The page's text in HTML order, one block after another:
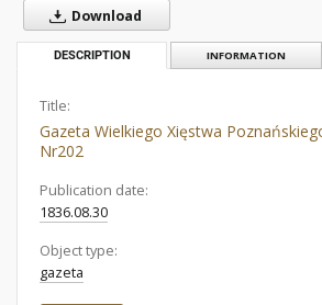
Download
DESCRIPTION INFORMATION
Title:
Gazeta Wielkiego Xięstwa
Nr202
Publication date:
1836.08.30
Object type:
gazeta